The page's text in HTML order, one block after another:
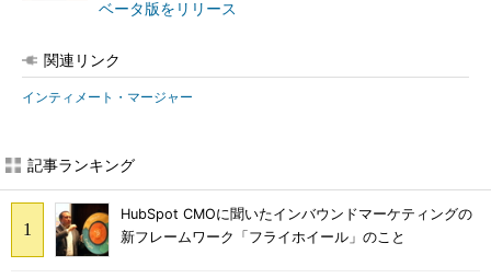
ベータ版をリリース
関連リンク
インティメート・マージャー
記事ランキング
HubSpot CMOに聞いたインバウンドマーケティングの
新フレームワーク「フライホイール」のこと